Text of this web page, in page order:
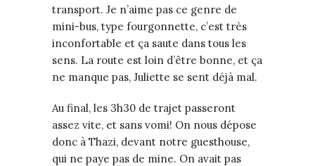
transport. Je n’aime pas ce genre de
mini-bus, type fourgonnette, c’est très
inconfortable et ça saute dans tous les
sens. La route est loin d’être bonne, et ça
ne manque pas, Juliette se sent déjà mal.
Au final, les 3h30 de trajet passeront
assez vite, et sans vomi! On nous dépose
donc à Thazi, devant notre guesthouse,
qui ne paye pas de mine. On avait pas